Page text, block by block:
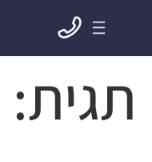
תגית: